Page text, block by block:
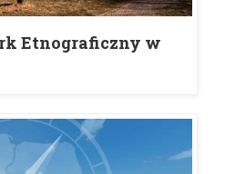
Etnograficzny w